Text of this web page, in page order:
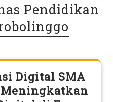
Pendidikan
Digital SMA
Meningkatkan